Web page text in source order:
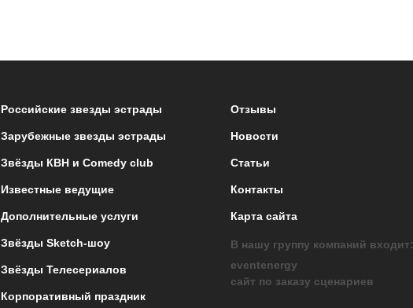
Российские звезды эстрады
Зарубежные звезды эстрады
Звёзды КВН и Comedy club
Известные ведущие
Дополнительные услуги
Звёзды Sketch-шоу
Звёзды Телесериалов
Корпоративный праздник
Отзывы
Новости
Статьи
Контакты
Карта сайта
В нашу группу компаний входит:
eventenergy
сайт по заказу сценариев